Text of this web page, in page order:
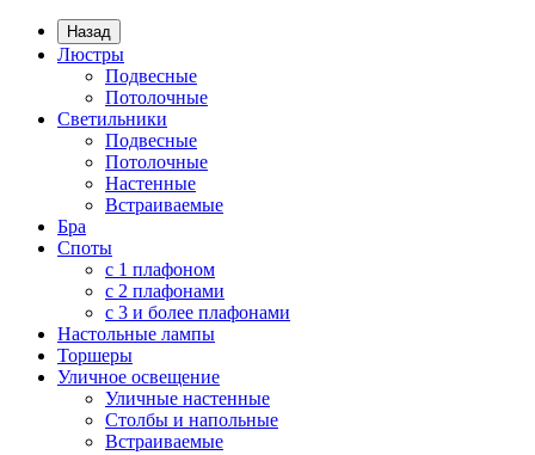
Назад
Люстры
Подвесные
Потолочные
Светильники
Подвесные
Потолочные
Настенные
Встраиваемые
Бра
Споты
с 1 плафоном
с 2 плафонами
с 3 и более плафонами
Настольные лампы
Торшеры
Уличное освещение
Уличные настенные
Столбы и напольные
Встраиваемые